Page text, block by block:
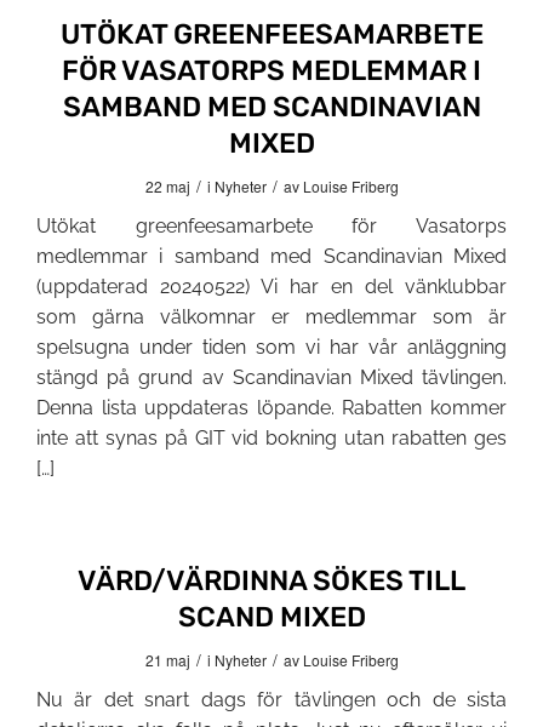
UTÖKAT GREENFEESAMARBETE
FÖR VASATORPS MEDLEMMAR I
SAMBAND MED SCANDINAVIAN
MIXED
22 maj / i Nyheter / av Louise Friberg
Utökat greenfeesamarbete för Vasatorps
medlemmar i samband med Scandinavian Mixed
(uppdaterad 20240522) Vi har en del vänklubbar
som gärna välkomnar er medlemmar som är
spelsugna under tiden som vi har vår anläggning
stängd på grund av Scandinavian Mixed tävlingen.
Denna lista uppdateras löpande. Rabatten kommer
inte att synas på GIT vid bokning utan rabatten ges
[…]
VÄRD/VÄRDINNA SÖKES TILL
SCAND MIXED
21 maj / i Nyheter / av Louise Friberg
Nu är det snart dags för tävlingen och de sista